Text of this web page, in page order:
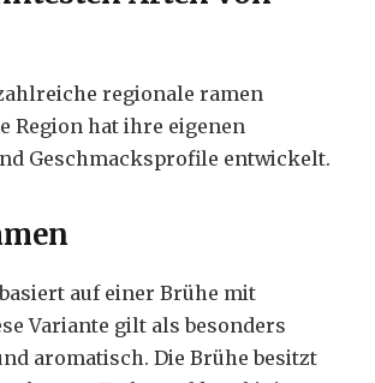
regionale ramen
Region hat ihre eigenen
Geschmacksprofile entwickelt.
auf einer Brühe mit
Variante gilt als besonders
aromatisch. Die Brühe besitzt